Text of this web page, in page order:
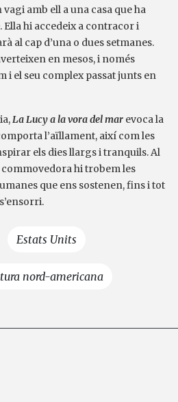
vagi amb ell a una casa que ha
Ella hi accedeix a contracor i
al cap d’una o dues setmanes.
en mesos, i només
i el seu complex passat junts en
La Lucy a la vora del mar evoca la
l’aïllament, així com les
els dies llargs i tranquils. Al
commovedora hi trobem les
que ens sostenen, fins i tot
Estats Units
nord-americana